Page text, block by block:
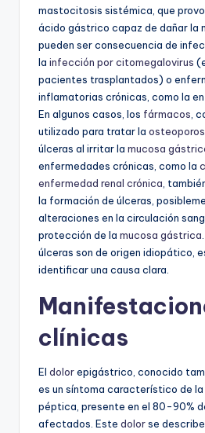
mastocitosis sistémica, que
ácido gástrico capaz de dañar la
pueden ser consecuencia de
la infección por citomegalovirus
pacientes trasplantados) o
inflamatorias crónicas, como la
En algunos casos, los fármacos ,
utilizado para tratar la
úlceras al irritar la mucosa
enfermedades crónicas, como la
enfermedad renal crónica ,
la formación de úlceras,
alteraciones en la circulación
protección de la mucosa gástrica
úlceras son de origen idiopático,
identificar una causa clara.
clínicas
El dolorepigástrico, conocido
es un síntoma característico de
péptica, presente en el 80-90%
afectados. Este dolorse